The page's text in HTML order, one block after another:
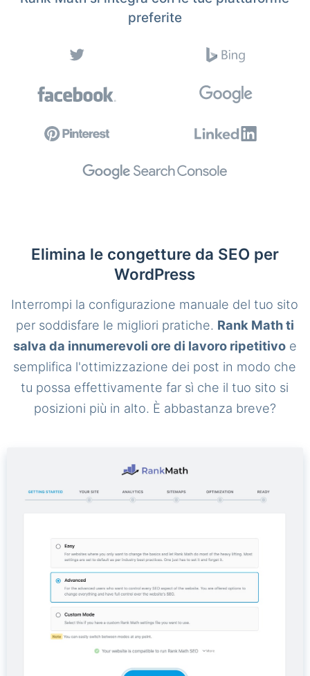
preferite
Elimina le congetture da SEO per
WordPress
Interrompi la configurazione manuale del tuo sito
per soddisfare le migliori pratiche. Rank Math ti
salva da innumerevoli ore di lavoro ripetitivoe
semplifica l'ottimizzazione dei post in modo che
tu possa effettivamente far sì che il tuo sito si
posizioni più in alto. È abbastanza breve?